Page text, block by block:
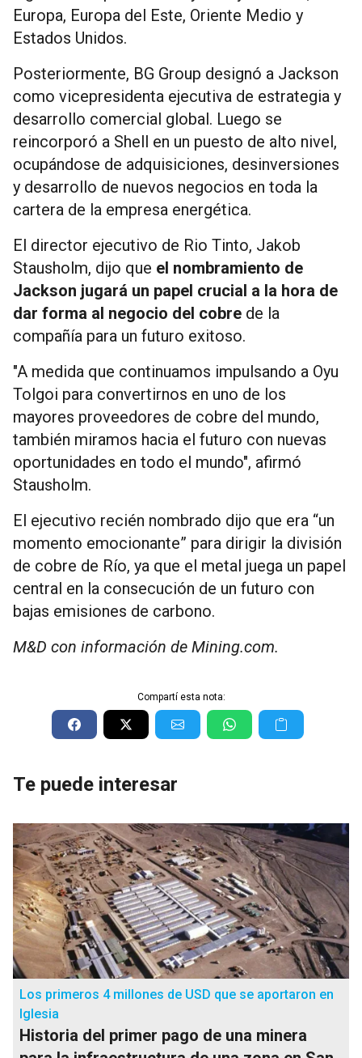
Europa, Europa del Este, Oriente Medio y
Estados Unidos.
Posteriormente, BG Group designó a Jackson
como vicepresidenta ejecutiva de estrategia y
desarrollo comercial global. Luego se
reincorporó a Shell en un puesto de alto nivel,
ocupándose de adquisiciones, desinversiones
y desarrollo de nuevos negocios en toda la
cartera de la empresa energética.
El director ejecutivo de Rio Tinto, Jakob
Stausholm, dijo que el nombramiento de
Jackson jugará un papel crucial a la hora de
dar forma al negocio del cobre de la
compañía para un futuro exitoso.
"A medida que continuamos impulsando a Oyu
Tolgoi para convertirnos en uno de los
mayores proveedores de cobre del mundo,
también miramos hacia el futuro con nuevas
oportunidades en todo el mundo", afirmó
Stausholm.
El ejecutivo recién nombrado dijo que era “un
momento emocionante” para dirigir la división
de cobre de Río, ya que el metal juega un papel
central en la consecución de un futuro con
bajas emisiones de carbono.
M&D con información de Mining.com.
Compartí esta nota:
Te puede interesar
Los primeros 4 millones de USD que se aportaron en
Iglesia
Historia del primer pago de una minera